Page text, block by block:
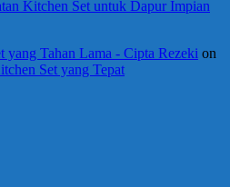
Kitchen Set untuk Dapur Impian
yang Tahan Lama - Cipta Rezeki on
Set yang Tepat